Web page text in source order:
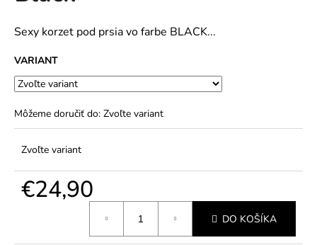
hviezdičiek.
Sexy korzet pod prsia vo farbe BLACK...
VARIANT
Môžeme doručiť do: Zvoľte variant
Zvoľte variant
€24,90
DO KOŠÍKA
m